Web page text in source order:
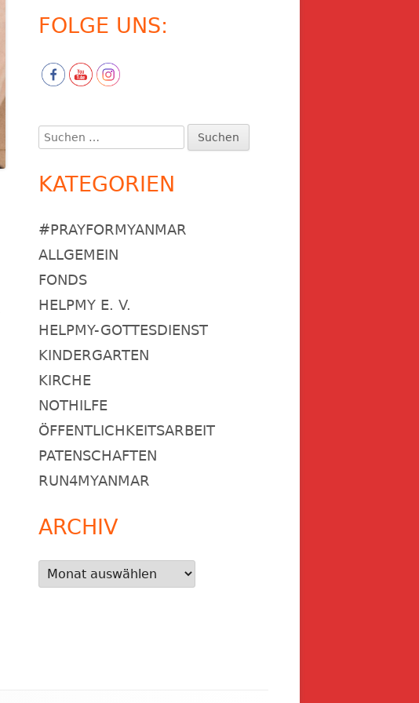
FOLGE UNS:
Suchen
nach:
KATEGORIEN
#PRAYFORMYANMAR
ALLGEMEIN
FONDS
HELPMY E. V.
HELPMY-GOTTESDIENST
KINDERGARTEN
KIRCHE
NOTHILFE
ÖFFENTLICHKEITSARBEIT
PATENSCHAFTEN
RUN4MYANMAR
ARCHIV
Archiv